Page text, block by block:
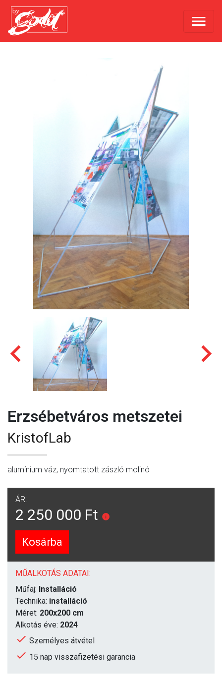
Erzsébetváros metszetei
KristofLab
alumínium váz, nyomtatott zászló molinó
ÁR:
2 250 000 Ft
Kosárba
MŰALKOTÁS ADATAI:
Műfaj: Installáció
Technika: installáció
Méret: 200x200 cm
Alkotás éve: 2024
Személyes átvétel
15 nap visszafizetési garancia